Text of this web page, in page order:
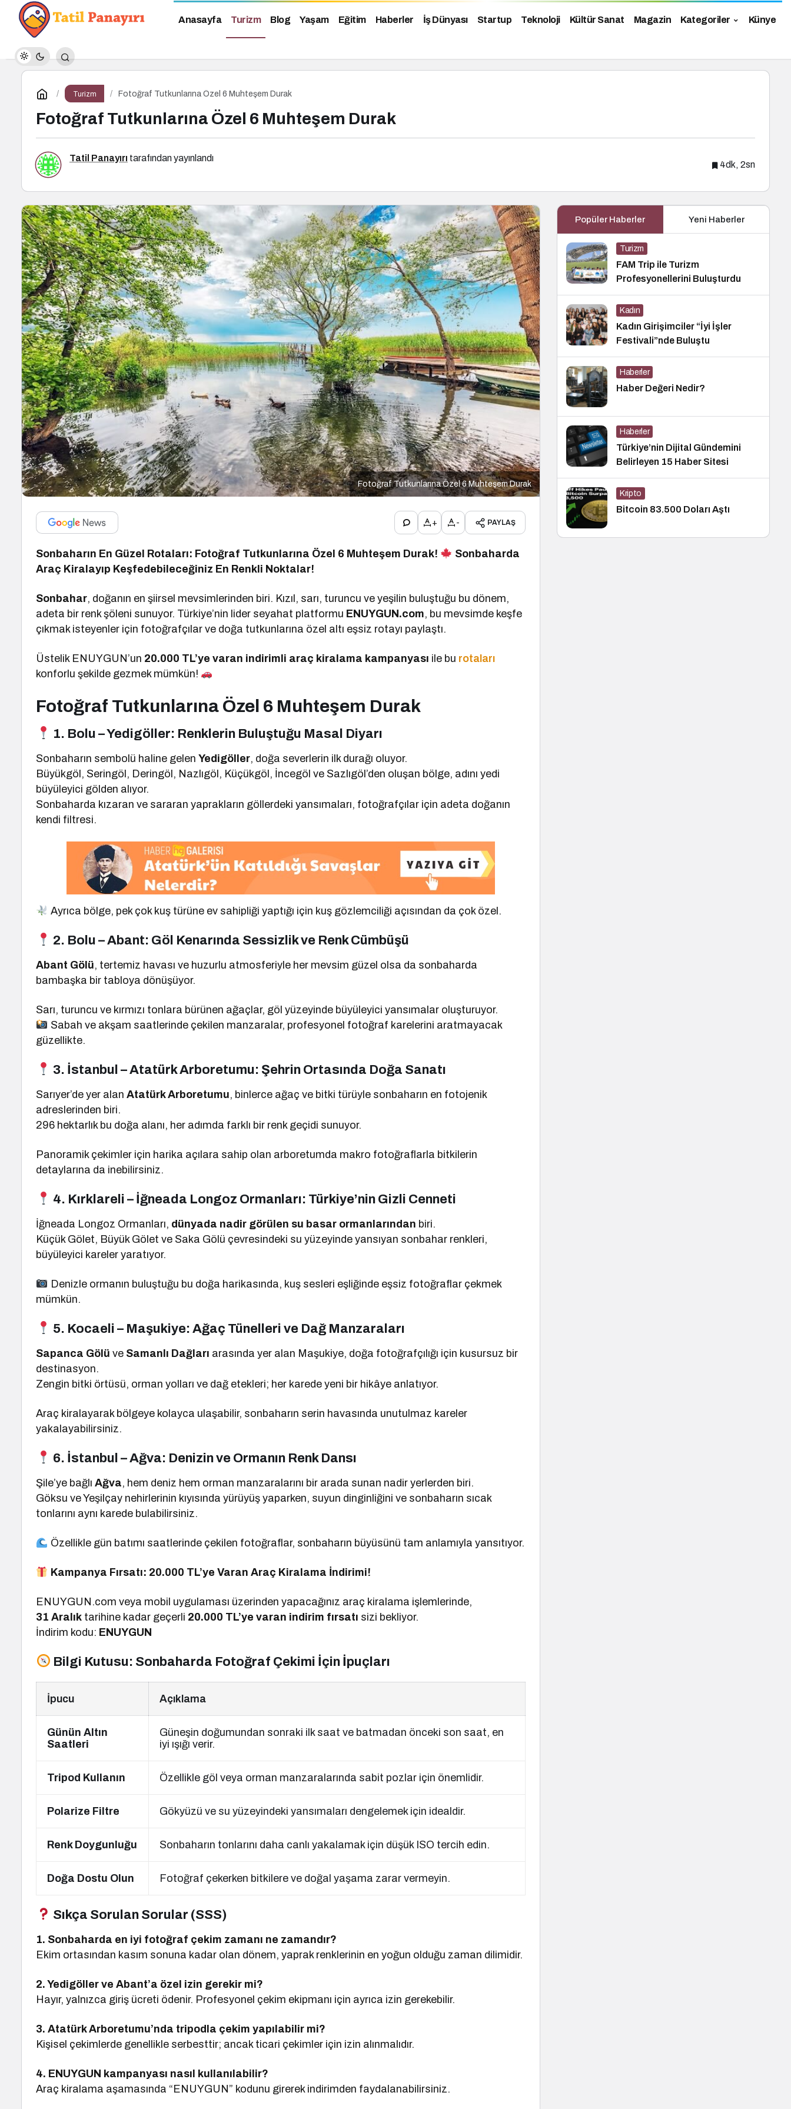
Anasayfa Turizm Blog Yaşam Eğitim Haberler İş Dünyası Startup Teknoloji Kültür Sanat Magazin Kategoriler Künye
Turizm Fotoğraf Tutkunlarına Özel 6 Muhteşem Durak
Fotoğraf Tutkunlarına Özel 6 Muhteşem Durak
Tatil Panayırı tarafından yayınlandı
4dk, 2sn
Fotoğraf Tutkunlarına Özel 6 Muhteşem Durak
+ - PAYLAŞ
Sonbaharın En Güzel Rotaları: Fotoğraf Tutkunlarına Özel 6 Muhteşem Durak!
Sonbaharda
Araç Kiralayıp Keşfedebileceğiniz En Renkli Noktalar!
Sonbahar, doğanın en şiirsel mevsimlerinden biri. Kızıl, sarı, turuncu ve yeşilin buluştuğu bu dönem,
adeta bir renk şöleni sunuyor. Türkiye’nin lider seyahat platformu ENUYGUN.com, bu mevsimde keşfe
çıkmak isteyenler için fotoğrafçılar ve doğa tutkunlarına özel altı eşsiz rotayı paylaştı.
Üstelik ENUYGUN’un 20.000 TL’ye varan indirimli araç kiralama kampanyası ile bu rotaları
konforlu şekilde gezmek mümkün!
Fotoğraf Tutkunlarına Özel 6 Muhteşem Durak
1. Bolu – Yedigöller: Renklerin Buluştuğu Masal Diyarı
Sonbaharın sembolü haline gelenYedigöller, doğa severlerin ilk durağı oluyor.
Büyükgöl, Seringöl, Deringöl, Nazlıgöl, Küçükgöl, İncegöl ve Sazlıgöl’den oluşan bölge, adını yedi
büyüleyici gölden alıyor.
Sonbaharda kızaran ve sararan yaprakların göllerdeki yansımaları, fotoğrafçılar için adeta doğanın
kendi filtresi.
Ayrıca bölge, pek çok kuş türüne ev sahipliği yaptığı için kuş gözlemciliği açısından da çok özel.
2. Bolu – Abant: Göl Kenarında Sessizlik ve Renk Cümbüşü
Abant Gölü, tertemiz havası ve huzurlu atmosferiyle her mevsim güzel olsa da sonbaharda
bambaşka bir tabloya dönüşüyor.
Sarı, turuncu ve kırmızı tonlara bürünen ağaçlar, göl yüzeyinde büyüleyici yansımalar oluşturuyor.
Sabah ve akşam saatlerinde çekilen manzaralar, profesyonel fotoğraf karelerini aratmayacak
güzellikte.
3. İstanbul – Atatürk Arboretumu: Şehrin Ortasında Doğa Sanatı
Sarıyer’de yer alanAtatürk Arboretumu, binlerce ağaç ve bitki türüyle sonbaharın en fotojenik
adreslerinden biri.
296 hektarlık bu doğa alanı, her adımda farklı bir renk geçidi sunuyor.
Panoramik çekimler için harika açılara sahip olan arboretumda makro fotoğraflarla bitkilerin
detaylarına da inebilirsiniz.
4. Kırklareli – İğneada Longoz Ormanları: Türkiye’nin Gizli Cenneti
İğneada Longoz Ormanları, dünyada nadir görülen su basar ormanlarından biri.
Küçük Gölet, Büyük Gölet ve Saka Gölü çevresindeki su yüzeyinde yansıyan sonbahar renkleri,
büyüleyici kareler yaratıyor.
Denizle ormanın buluştuğu bu doğa harikasında, kuş sesleri eşliğinde eşsiz fotoğraflar çekmek
mümkün.
5. Kocaeli – Maşukiye: Ağaç Tünelleri ve Dağ Manzaraları
Sapanca Gölü ve Samanlı Dağları arasında yer alan Maşukiye, doğa fotoğrafçılığı için kusursuz bir
destinasyon.
Zengin bitki örtüsü, orman yolları ve dağ etekleri; her karede yeni bir hikâye anlatıyor.
Araç kiralayarak bölgeye kolayca ulaşabilir, sonbaharın serin havasında unutulmaz kareler
yakalayabilirsiniz.
6. İstanbul – Ağva: Denizin ve Ormanın Renk Dansı
Şile’ye bağlıAğva, hem deniz hem orman manzaralarını bir arada sunan nadir yerlerden biri.
Göksu ve Yeşilçay nehirlerinin kıyısında yürüyüş yaparken, suyun dinginliğini ve sonbaharın sıcak
tonlarını aynı karede bulabilirsiniz.
Özellikle gün batımı saatlerinde çekilen fotoğraflar, sonbaharın büyüsünü tam anlamıyla yansıtıyor.
Kampanya Fırsatı: 20.000 TL’ye Varan Araç Kiralama İndirimi!
ENUYGUN.com veya mobil uygulaması üzerinden yapacağınız araç kiralama işlemlerinde,
31 Aralık tarihine kadar geçerli 20.000 TL’ye varan indirim fırsatı sizi bekliyor.
İndirim kodu: ENUYGUN
Bilgi Kutusu: Sonbaharda Fotoğraf Çekimi İçin İpuçları
İpucu Açıklama
Günün Altın
Saatleri
Güneşin doğumundan sonraki ilk saat ve batmadan önceki son saat, en
iyi ışığı verir.
Tripod Kullanın Özellikle göl veya orman manzaralarında sabit pozlar için önemlidir.
Polarize Filtre Gökyüzü ve su yüzeyindeki yansımaları dengelemek için idealdir.
Renk Doygunluğu Sonbaharın tonlarını daha canlı yakalamak için düşük ISO tercih edin.
Doğa Dostu Olun Fotoğraf çekerken bitkilere ve doğal yaşama zarar vermeyin.
Sıkça Sorulan Sorular (SSS)
1. Sonbaharda en iyi fotoğraf çekim zamanı ne zamandır?
Ekim ortasından kasım sonuna kadar olan dönem, yaprak renklerinin en yoğun olduğu zaman dilimidir.
2. Yedigöller ve Abant’a özel izin gerekir mi?
Hayır, yalnızca giriş ücreti ödenir. Profesyonel çekim ekipmanı için ayrıca izin gerekebilir.
3. Atatürk Arboretumu’nda tripodla çekim yapılabilir mi?
Kişisel çekimlerde genellikle serbesttir; ancak ticari çekimler için izin alınmalıdır.
4. ENUYGUN kampanyası nasıl kullanılabilir?
Araç kiralama aşamasında “ENUYGUN” kodunu girerek indirimden faydalanabilirsiniz.
Popüler Haberler Yeni Haberler
Turizm
FAM Trip ile Turizm
Profesyonellerini Buluşturdu
Kadın
Kadın Girişimciler “İyi İşler
Festivali”nde Buluştu
Haberler
Haber Değeri Nedir?
Haberler
Türkiye’nin Dijital Gündemini
Belirleyen 15 Haber Sitesi
Kripto
Bitcoin 83.500 Doları Aştı